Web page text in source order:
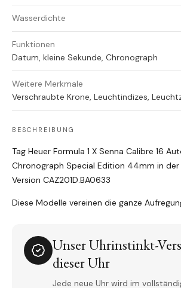
Wasserdichte
Funktionen
Datum, kleine Sekunde, Chronograph
Weitere Merkmale
Verschraubte Krone, Leuchtindizes,
BESCHREIBUNG
Tag Heuer Formula 1 X Senna Calibre 16
Chronograph Special Edition 44mm in der
Version CAZ201D.BA0633
Diese Modelle vereinen die ganze
Unser Uhrinstinkt-
dieser Uhr
Jede neue Uhr wird im